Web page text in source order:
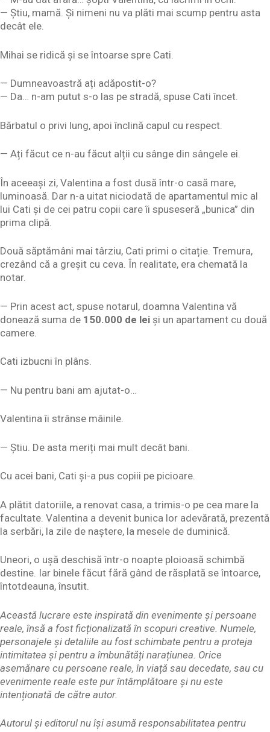
— Știu, mamă. Și nimeni nu va plăti mai scump pentru asta
decât ele.
Mihai se ridică și se întoarse spre Cati.
— Dumneavoastră ați adăpostit-o?
— Da… n-am putut s-o las pe stradă, spuse Cati încet.
Bărbatul o privi lung, apoi înclină capul cu respect.
— Ați făcut ce n-au făcut alții cu sânge din sângele ei.
În aceeași zi, Valentina a fost dusă într-o casă mare,
luminoasă. Dar n-a uitat niciodată de apartamentul mic al
lui Cati și de cei patru copii care îi spuseseră „bunica” din
prima clipă.
Două săptămâni mai târziu, Cati primi o citație. Tremura,
crezând că a greșit cu ceva. În realitate, era chemată la
notar.
— Prin acest act, spuse notarul, doamna Valentina vă
donează suma de 150.000 de lei și un apartament cu două
camere.
Cati izbucni în plâns.
— Nu pentru bani am ajutat-o…
Valentina îi strânse mâinile.
— Știu. De asta meriți mai mult decât bani.
Cu acei bani, Cati și-a pus copiii pe picioare.
A plătit datoriile, a renovat casa, a trimis-o pe cea mare la
facultate. Valentina a devenit bunica lor adevărată, prezentă
la serbări, la zile de naștere, la mesele de duminică.
Uneori, o ușă deschisă într-o noapte ploioasă schimbă
destine. Iar binele făcut fără gând de răsplată se întoarce,
întotdeauna, însutit.
Această lucrare este inspirată din evenimente și persoane
reale, însă a fost ficționalizată în scopuri creative. Numele,
personajele și detaliile au fost schimbate pentru a proteja
intimitatea și pentru a îmbunătăți narațiunea. Orice
asemănare cu persoane reale, în viață sau decedate, sau cu
evenimente reale este pur întâmplătoare și nu este
intenționată de către autor.
Autorul și editorul nu își asumă responsabilitatea pentru